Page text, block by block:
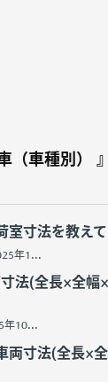
（車種別）
室寸法を教え
年1...
寸法(全長×全幅
年10...
両寸法(全長×